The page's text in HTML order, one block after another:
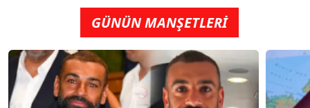
GÜNÜN MANŞETLERİ